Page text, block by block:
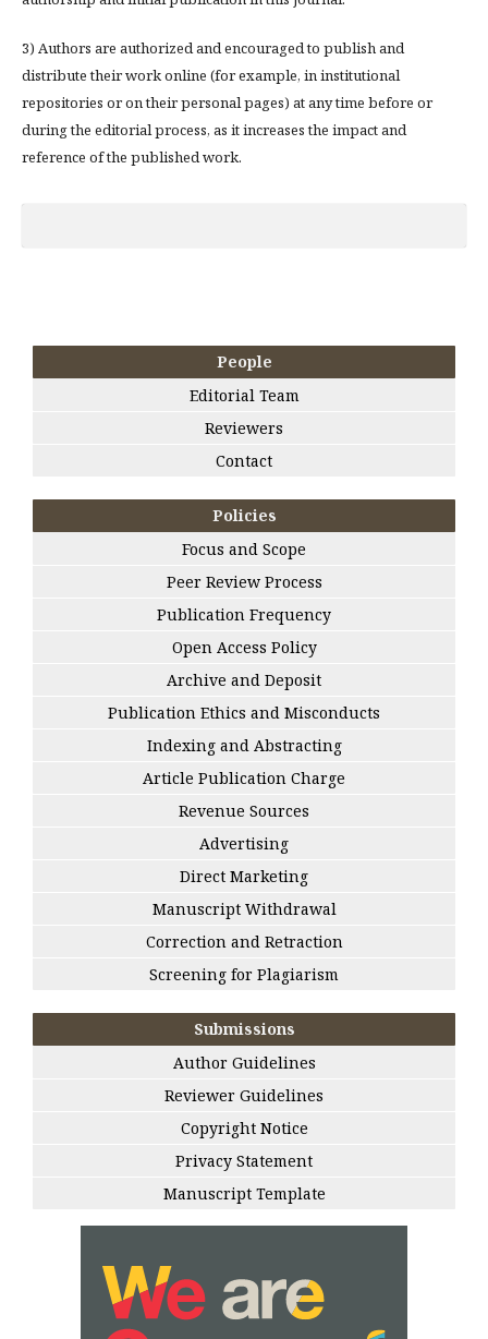
3) Authors are authorized and encouraged to publish and
distribute their work online (for example, in institutional
repositories or on their personal pages) at any time before or
during the editorial process, as it increases the impact and
reference of the published work.
People
Editorial Team
Reviewers
Contact
Policies
Focus and Scope
Peer Review Process
Publication Frequency
Open Access Policy
Archive and Deposit
Publication Ethics and Misconducts
Indexing and Abstracting
Article Publication Charge
Revenue Sources
Advertising
Direct Marketing
Manuscript Withdrawal
Correction and Retraction
Screening for Plagiarism
Submissions
Author Guidelines
Reviewer Guidelines
Copyright Notice
Privacy Statement
Manuscript Template